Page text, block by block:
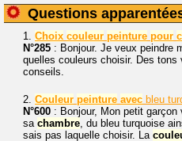
Questions
1. Choix couleur peinture pour
N°285 : Bonjour. Je veux peindre
quelles couleurs choisir. Des
conseils.
2. Couleur peinture avec bleu
N°600 : Bonjour, Mon petit
sa chambre, du bleu turquoise
sais pas laquelle choisir. La